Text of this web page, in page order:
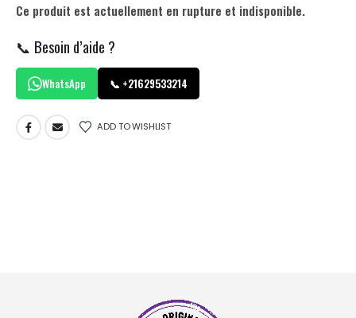
Ce produit est actuellement en rupture et indisponible.
📞 Besoin d’aide ?
WhatsApp 📞 +21629533214
ADD TO WISHLIST